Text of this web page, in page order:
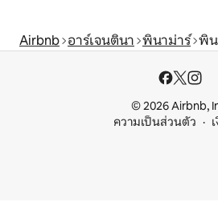
Airbnb อาร์เจนตินา พินาม่าร์ พิน
© 2026 Airbnb,
ความเป็นส่วนตัว